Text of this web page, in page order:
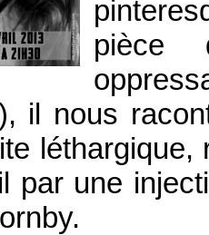
pièce
il nous
par une